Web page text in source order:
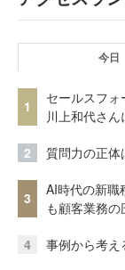
今日
1
セールスフォ
川上和代さ
2 質問力の正体
3
AI時代の新職
も顧客業務
4 事例から考え